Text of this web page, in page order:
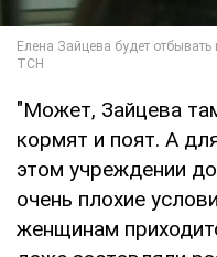
"Может, Зайцева
кормят и поят. А
этом учреждении
очень плохие
женщинам